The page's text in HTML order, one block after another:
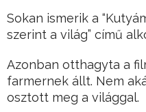
Sokan ismerik a
szerint a világ” című
Azonban otthagyta a
farmernek állt. Nem
osztott meg a világgal.